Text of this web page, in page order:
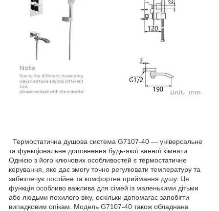
Термостатична душова система G7107-40 — універсальне
та функціональне доповнення будь-якої ванної кімнати.
Однією з його ключових особливостей є термостатичне
керування, яке дає змогу точно регулювати температуру та
забезпечує постійне та комфортне приймання душу. Ця
функція особливо важлива для сімей із маленькими дітьми
або людьми похилого віку, оскільки допомагає запобігти
випадковим опікам. Модель G7107-40 також обладнана